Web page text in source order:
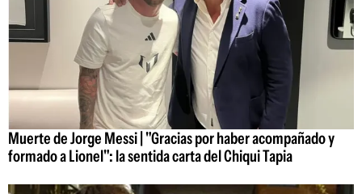
Muerte de Jorge Messi | "Gracias por haber acompañado y
formado a Lionel": la sentida carta del Chiqui Tapia